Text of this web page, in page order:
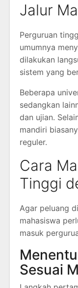
Jalur
Perguruan
umumnya
dilakukan
sistem yang
Beberapa
sedangkan
dan ujian.
mandiri
reguler.
Cara
Tinggi
Agar peluang
mahasiswa
masuk
Sesuai